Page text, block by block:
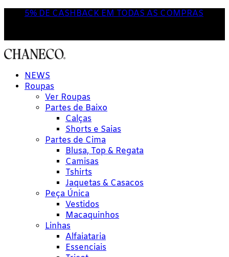
5% DE CASHBACK EM TODAS AS COMPRAS
NEWS
Roupas
Ver Roupas
Partes de Baixo
Calças
Shorts e Saias
Partes de Cima
Blusa, Top & Regata
Camisas
Tshirts
Jaquetas & Casacos
Peça Única
Vestidos
Macaquinhos
Linhas
Alfaiataria
Essenciais